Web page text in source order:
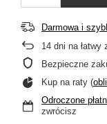
Darmowa i
14 dni na łatwy
Bezpieczne
Kup na raty (
Odroczone
zwrócisz